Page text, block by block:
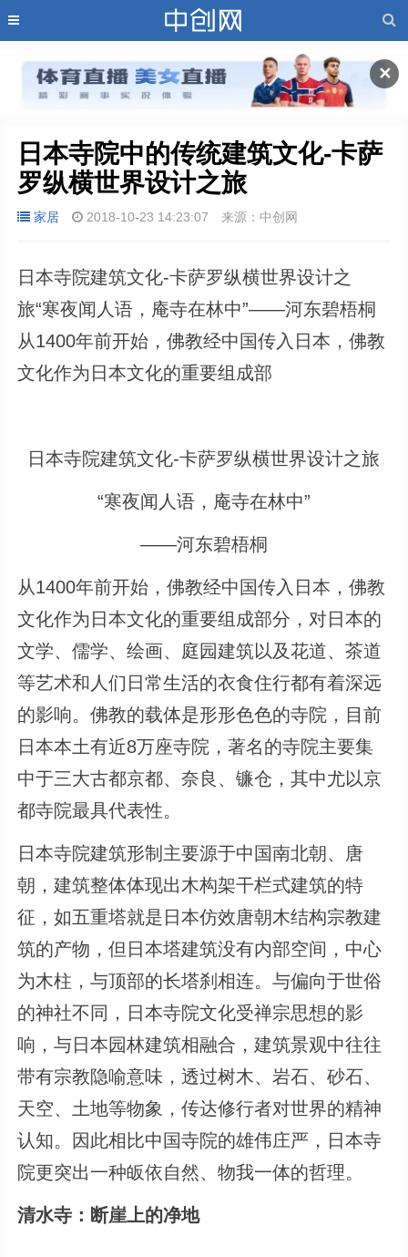
✕
日本寺院中的传统建筑文化-卡萨
罗纵横世界设计之旅
家居 2018-10-23 14:23:07 来源：中创网
日本寺院建筑文化-卡萨罗纵横世界设计之
旅“寒夜闻人语，庵寺在林中”——河东碧梧桐
从1400年前开始，佛教经中国传入日本，佛教
文化作为日本文化的重要组成部
日本寺院建筑文化-卡萨罗纵横世界设计之旅
“寒夜闻人语，庵寺在林中”
——河东碧梧桐
从1400年前开始，佛教经中国传入日本，佛教
文化作为日本文化的重要组成部分，对日本的
文学、儒学、绘画、庭园建筑以及花道、茶道
等艺术和人们日常生活的衣食住行都有着深远
的影响。佛教的载体是形形色色的寺院，目前
日本本土有近8万座寺院，著名的寺院主要集
中于三大古都京都、奈良、镰仓，其中尤以京
都寺院最具代表性。
日本寺院建筑形制主要源于中国南北朝、唐
朝，建筑整体体现出木构架干栏式建筑的特
征，如五重塔就是日本仿效唐朝木结构宗教建
筑的产物，但日本塔建筑没有内部空间，中心
为木柱，与顶部的长塔刹相连。与偏向于世俗
的神社不同，日本寺院文化受禅宗思想的影
响，与日本园林建筑相融合，建筑景观中往往
带有宗教隐喻意味，透过树木、岩石、砂石、
天空、土地等物象，传达修行者对世界的精神
认知。因此相比中国寺院的雄伟庄严，日本寺
院更突出一种皈依自然、物我一体的哲理。
清水寺：断崖上的净地